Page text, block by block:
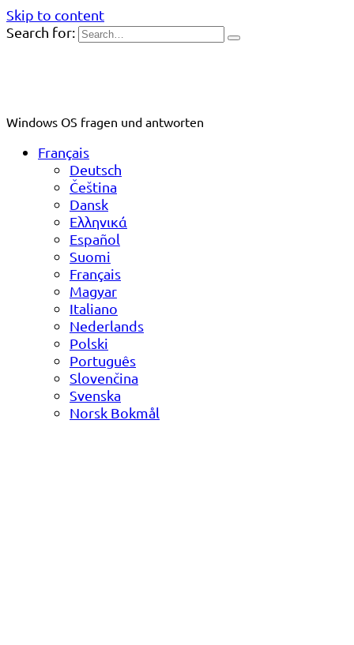
Skip to content
Search for:
Windows OS fragen und antworten
Français
Deutsch
Čeština
Dansk
Ελληνικά
Español
Suomi
Français
Magyar
Italiano
Nederlands
Polski
Português
Slovenčina
Svenska
Norsk Bokmål